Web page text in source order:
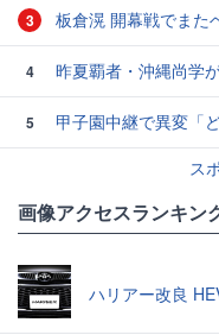
3 板倉滉 開幕戦でまた
4 昨夏覇者・沖縄尚学
5
甲子園中継で異変「
ス
画像アクセスランキン
ハリアー改良